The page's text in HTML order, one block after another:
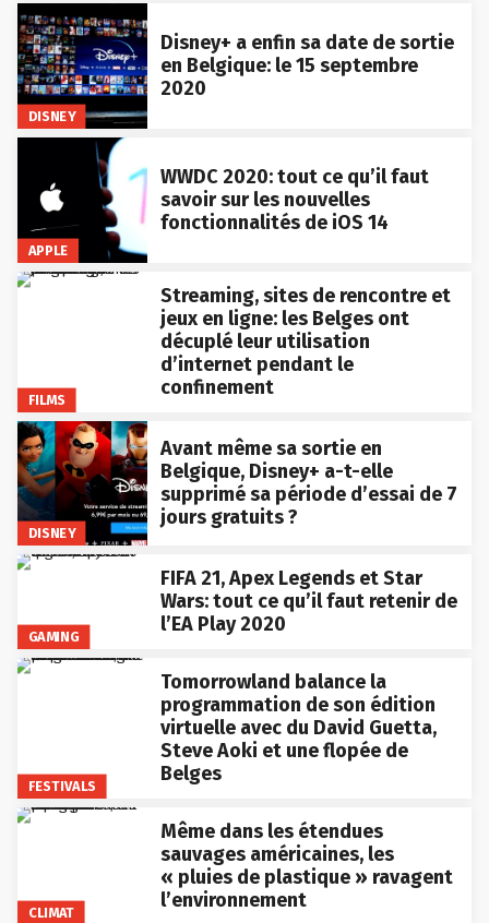
DISNEY
Disney+ a enfin sa date de sortie
en Belgique: le 15 septembre
2020
APPLE
WWDC 2020: tout ce qu’il faut
savoir sur les nouvelles
fonctionnalités de iOS 14
FILMS
Streaming, sites de rencontre et
jeux en ligne: les Belges ont
décuplé leur utilisation
d’internet pendant le
confinement
DISNEY
Avant même sa sortie en
Belgique, Disney+ a-t-elle
supprimé sa période d’essai de 7
jours gratuits ?
GAMING
FIFA 21, Apex Legends et Star
Wars: tout ce qu’il faut retenir de
l’EA Play 2020
FESTIVALS
Tomorrowland balance la
programmation de son édition
virtuelle avec du David Guetta,
Steve Aoki et une flopée de
Belges
CLIMAT
Même dans les étendues
sauvages américaines, les
« pluies de plastique » ravagent
l’environnement